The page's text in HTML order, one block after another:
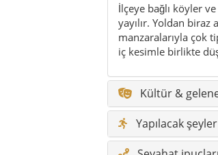
İlçeye bağlı köyler
yayılır. Yoldan biraz
manzaralarıyla çok
iç kesimle birlikte
Kültür &
Yapılacak